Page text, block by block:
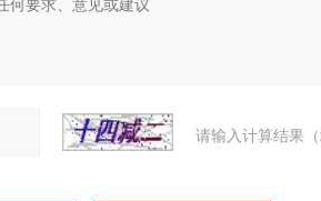
请输入计算结果